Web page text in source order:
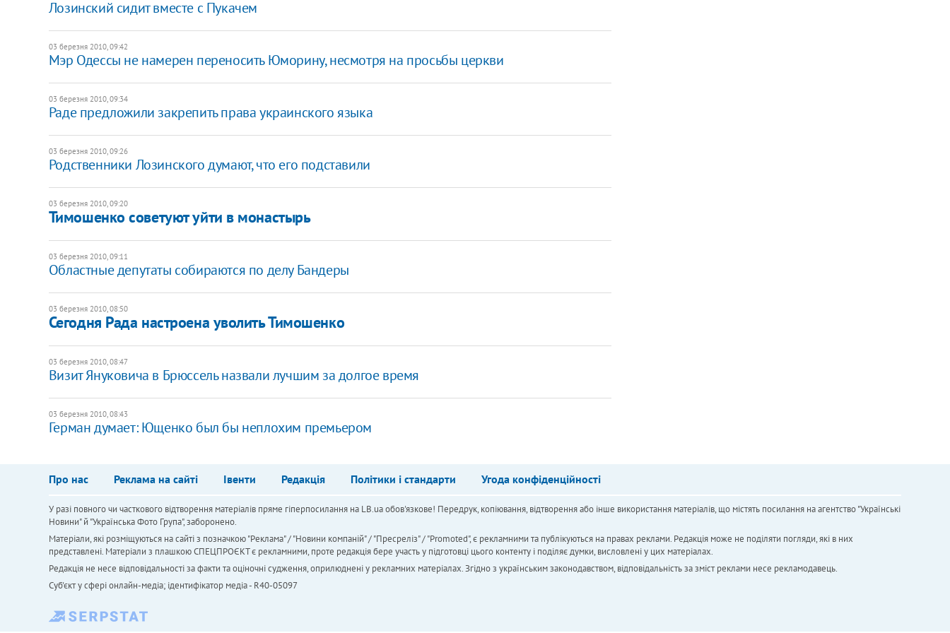
Лозинский сидит вместе с Пукачем
03 березня 2010, 09:42
Мэр Одессы не намерен переносить Юморину, несмотря на просьбы церкви
03 березня 2010, 09:34
Раде предложили закрепить права украинского языка
03 березня 2010, 09:26
Родственники Лозинского думают, что его подставили
03 березня 2010, 09:20
Тимошенко советуют уйти в монастырь
03 березня 2010, 09:11
Областные депутаты собираются по делу Бандеры
03 березня 2010, 08:50
Сегодня Рада настроена уволить Тимошенко
03 березня 2010, 08:47
Визит Януковича в Брюссель назвали лучшим за долгое время
03 березня 2010, 08:43
Герман думает: Ющенко был бы неплохим премьером
Про нас Реклама на сайті Івенти Редакція Політики і стандарти Угода конфіденційності
У разі повного чи часткового відтворення матеріалів пряме гіперпосилання на LB.ua обов'язкове! Передрук, копіювання, відтворення або інше використання матеріалів, що містять посилання на агентство "Українськi
Новини" й "Українська Фото Група", заборонено.
Матеріали, які розміщуються на сайті з позначкою "Реклама" / "Новини компаній" / "Пресреліз" / "Promoted", є рекламними та публікуються на правах реклами. Редакція може не поділяти погляди, які в них
представлені. Матеріали з плашкою СПЕЦПРОЄКТ є рекламними, проте редакція бере участь у підготовці цього контенту і поділяє думки, висловлені у цих матеріалах.
Редакція не несе відповідальності за факти та оціночні судження, оприлюднені у рекламних матеріалах. Згідно з українським законодавством, відповідальність за зміст реклами несе рекламодавець.
Cуб'єкт у сфері онлайн-медіа; ідентифікатор медіа - R40-05097